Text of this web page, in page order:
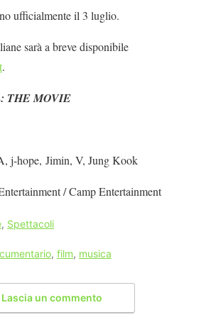
ufficialmente il 3 luglio.
sarà a breve disponibile
.
THE MOVIE
j-hope, Jimin, V, Jung Kook
/ Camp Entertainment
, Spettacoli
, film, musica
Lascia un commento